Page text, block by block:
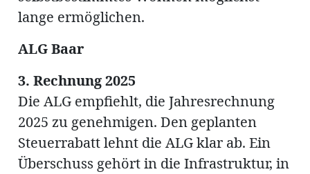
lange ermöglichen.
ALG Baar
3. Rechnung 2025
Die ALG empfiehlt, die Jahresrechnung
2025 zu genehmigen. Den geplanten
Steuerrabatt lehnt die ALG klar ab. Ein
Überschuss gehört in die Infrastruktur, in